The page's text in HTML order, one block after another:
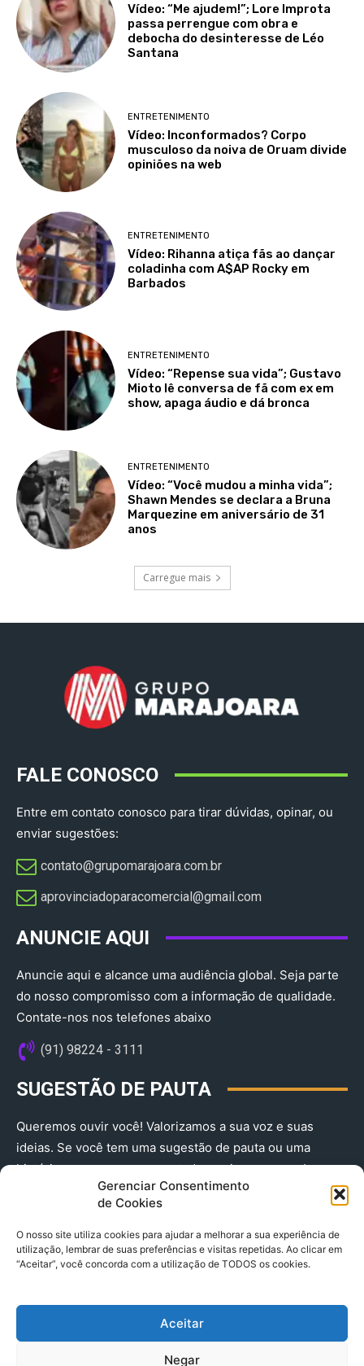
Gerenciar Consentimento
de Cookies
O nosso site utiliza cookies para ajudar a melhorar a sua experiência de
utilização, lembrar de suas preferências e visitas repetidas. Ao clicar em
“Aceitar”, você concorda com a utilização de TODOS os cookies.
Aceitar
Negar
Vídeo: “Me ajudem!”; Lore Improta
passa perrengue com obra e
debocha do desinteresse de Léo
Santana
ENTRETENIMENTO
Vídeo: Inconformados? Corpo
musculoso da noiva de Oruam divide
opiniões na web
ENTRETENIMENTO
Vídeo: Rihanna atiça fãs ao dançar
coladinha com A$AP Rocky em
Barbados
ENTRETENIMENTO
Vídeo: “Repense sua vida”; Gustavo
Mioto lê conversa de fã com ex em
show, apaga áudio e dá bronca
ENTRETENIMENTO
Vídeo: “Você mudou a minha vida”;
Shawn Mendes se declara a Bruna
Marquezine em aniversário de 31
anos
Carregue mais
FALE CONOSCO
Entre em contato conosco para tirar dúvidas, opinar, ou
enviar sugestões:
contato@grupomarajoara.com.br
aprovinciadoparacomercial@gmail.com​
ANUNCIE AQUI
Anuncie aqui e alcance uma audiência global. Seja parte
do nosso compromisso com a informação de qualidade.
Contate-nos nos telefones abaixo
(91) 98224 - 3111
SUGESTÃO DE PAUTA
Queremos ouvir você! Valorizamos a sua voz e suas
ideias. Se você tem uma sugestão de pauta ou uma
história que merece ser contada, envie-nos agora!
(91) 98224 - 3111
© 2025 A Província do Pará CNPJ: 04.901.141/0001-36 End .
Trav. Quintino Bocaiuva 2301, Ed. Rogério Fernandez – Sala